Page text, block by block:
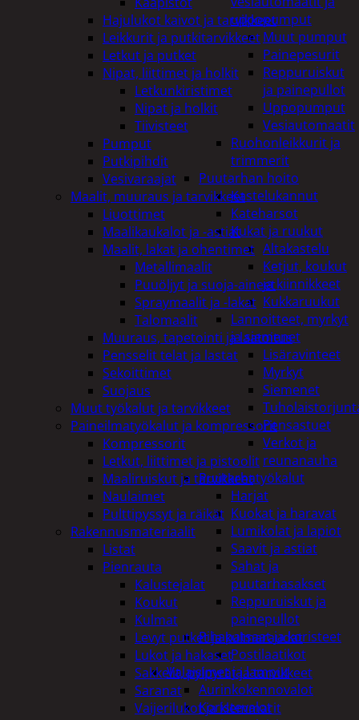
uppopumput
Muut pumput
Painepesurit
Reppuruiskut
ja painepullot
Uppopumput
Vesiautomaatit
Ruohonleikkurit ja
trimmerit
Puutarhan hoito
Kastelukannut
Kateharsot
Kukat ja ruukut
Altakastelu
Ketjut, koukut
ja kiinnikkeet
Kukkaruukut
Lannoitteet, myrkyt
ja siemenet
Lisäravinteet
Myrkyt
Siemenet
Pensastuet
Verkot ja
reunanauha
Puutarhatyökalut
Harjat
Kuokat ja haravat
Lumikolat ja lapiot
Saavit ja astiat
Sahat ja
puutarhasakset
Reppuruiskut ja
painepullot
Pihapatsaat ja koristeet
Postilaatikot
Valaisimet ja lamput
Aurinkokennovalot
Koristevalot
Hajulukot kaivot ja tarvikkeet
Leikkurit ja putkitarvikkeet
Letkut ja putket
Nipat, liittimet ja holkit
Letkunkiristimet
Nipat ja holkit
Tiivisteet
Pumput
Putkipihdit
Vesivaraajat
Maalit, muuraus ja tarvikkeet
Liuottimet
Maalikaukalot ja -astiat
Maalit, lakat ja ohentimet
Metallimaalit
Puuöljyt ja suoja-aineet
Spraymaalit ja -lakat
Talomaalit
Muuraus, tapetointi ja laatoitus
Pensselit telat ja lastat
Sekoittimet
Suojaus
Muut työkalut ja tarvikkeet
Paineilmatyökalut ja kompressorit
Kompressorit
Letkut, liittimet ja pistoolit
Maaliruiskut ja tarvikkeet
Naulaimet
Pulttipyssyt ja räikät
Rakennusmateriaalit
Listat
Pienrauta
Kalustejalat
Koukut
Kulmat
Levyt putket ja kulmaraudat
Lukot ja hakaset
Sakkelit, pylpyrät ja tarvikkeet
Saranat
Vaijerilukot ja klemmarit